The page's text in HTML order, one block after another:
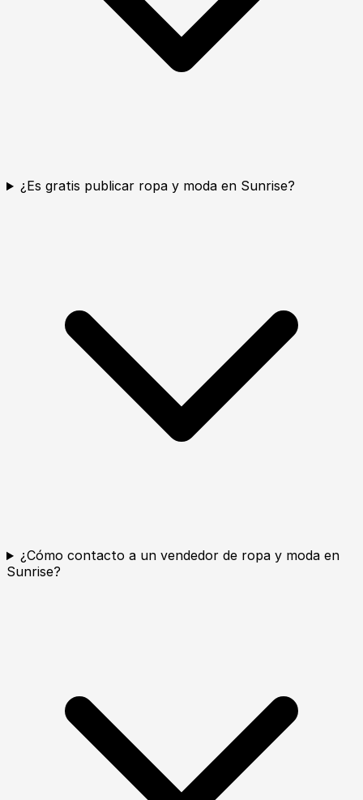
¿Es gratis publicar ropa y moda en Sunrise?
¿Cómo contacto a un vendedor de ropa y moda en
Sunrise?